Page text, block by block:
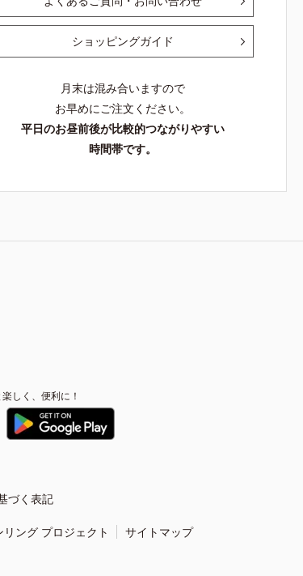
ショッピングガイド
月末は混み合いますので
お早めにご注文ください。
平日のお昼前後が比較的つながりやすい
時間帯です。
しく、便利に！
づく表記
ング プロジェクト サイトマップ